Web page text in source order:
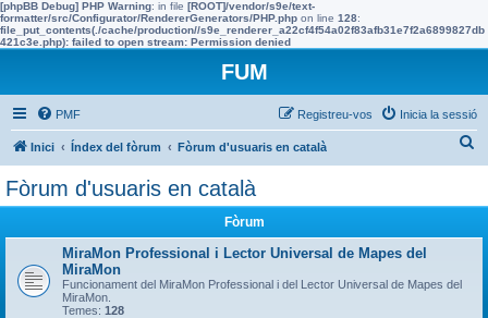
[phpBB Debug] PHP Warning: in file [ROOT]/vendor/s9e/text-
formatter/src/Configurator/RendererGenerators/PHP.php on line 128:
file_put_contents(./cache/production//s9e_renderer_a22cf4f54a02f83afb31e7f2a6899827db
421c3e.php): failed to open stream: Permission denied
FUM
PMF Inicia la sessió
Registreu-vos
Inici Índex del fòrum Fòrum d'usuaris en català
Fòrum d'usuaris en català
Fòrum
MiraMon Professional i Lector Universal de Mapes del
MiraMon
Funcionament del MiraMon Professional i del Lector Universal de Mapes del
MiraMon.
Temes: 128